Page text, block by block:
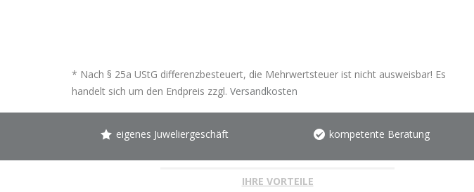
* Nach § 25a UStG differenzbesteuert, die Mehrwertsteuer ist nicht ausweisbar! Es
handelt sich um den Endpreis zzgl. Versandkosten
eigenes Juweliergeschäft kompetente Beratung
IHRE VORTEILE